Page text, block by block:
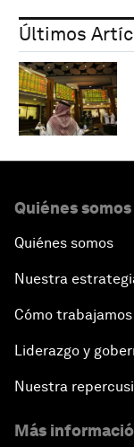
Últimos
Quiénes somos
Quiénes somos
Nuestra
Cómo trabajamos
Liderazgo y
Nuestra
Más